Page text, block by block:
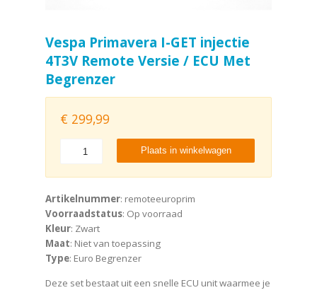
Vespa Primavera I-GET injectie
4T3V Remote Versie / ECU Met
Begrenzer
€ 299,99
Plaats in winkelwagen
Artikelnummer: remoteeuroprim
Voorraadstatus: Op voorraad
Kleur: Zwart
Maat: Niet van toepassing
Type: Euro Begrenzer
Deze set bestaat uit een snelle ECU unit waarmee je